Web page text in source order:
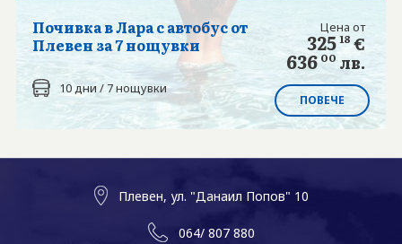
Почивка в Лара с автобус от
Плевен за 7 нощувки
10 дни / 7 нощувки
Цена от
32518 €
636 00 лв.
ПОВЕЧЕ
Плевен, ул. "Данаил Попов" 10
064/ 807 880